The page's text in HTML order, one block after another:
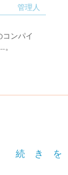
コンパイ
続 き を